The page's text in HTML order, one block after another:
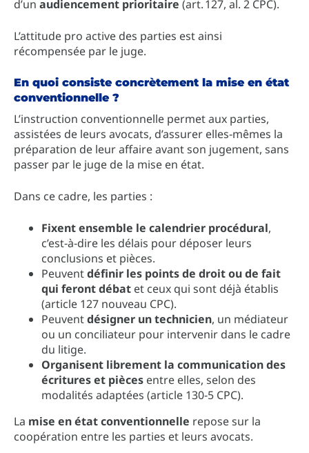
d’un audiencement prioritaire (art. 127, al. 2 CPC).
L’attitude pro active des parties est ainsi
récompensée par le juge.
En quoi consiste concrètement la mise en état
conventionnelle ?
L’instruction conventionnelle permet aux parties,
assistées de leurs avocats, d’assurer elles‑mêmes la
préparation de leur affaire avant son jugement, sans
passer par le juge de la mise en état.
Dans ce cadre, les parties :
Fixent ensemble le calendrier procédural,
c’est‑à‑dire les délais pour déposer leurs
conclusions et pièces.
Peuventdéfinir les points de droit ou de fait
qui feront débat et ceux qui sont déjà établis
(article 127 nouveau CPC).
Peuventdésigner un technicien, un médiateur
ou un conciliateur pour intervenir dans le cadre
du litige.
Organisent librement la communication des
écritures et pièces entre elles, selon des
modalités adaptées (article 130‑5 CPC).
La mise en état conventionnelle repose sur la
coopération entre les parties et leurs avocats.